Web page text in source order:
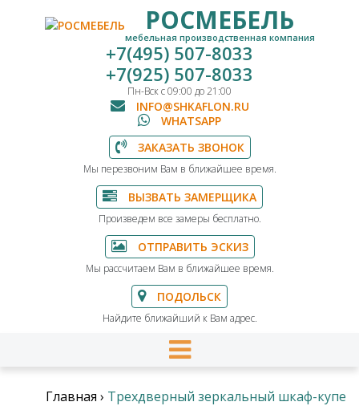
РОСМЕБЕЛЬ
мебельная производственная компания
+7(495) 507-8033
+7(925) 507-8033
Пн-Вск с 09:00 до 21:00
INFO@SHKAFLON.RU
WHATSAPP
ЗАКАЗАТЬ ЗВОНОК
Мы перезвоним Вам в ближайшее время.
ВЫЗВАТЬ ЗАМЕРЩИКА
Произведем все замеры бесплатно.
ОТПРАВИТЬ ЭСКИЗ
Мы рассчитаем Вам в ближайшее время.
ПОДОЛЬСК
Найдите ближайший к Вам адрес.
Главная › Трехдверный зеркальный шкаф-купе